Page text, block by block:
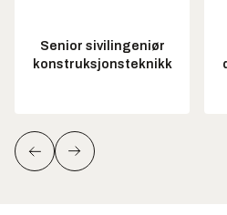
Senior sivilingeniør
konstruksjonsteknikk